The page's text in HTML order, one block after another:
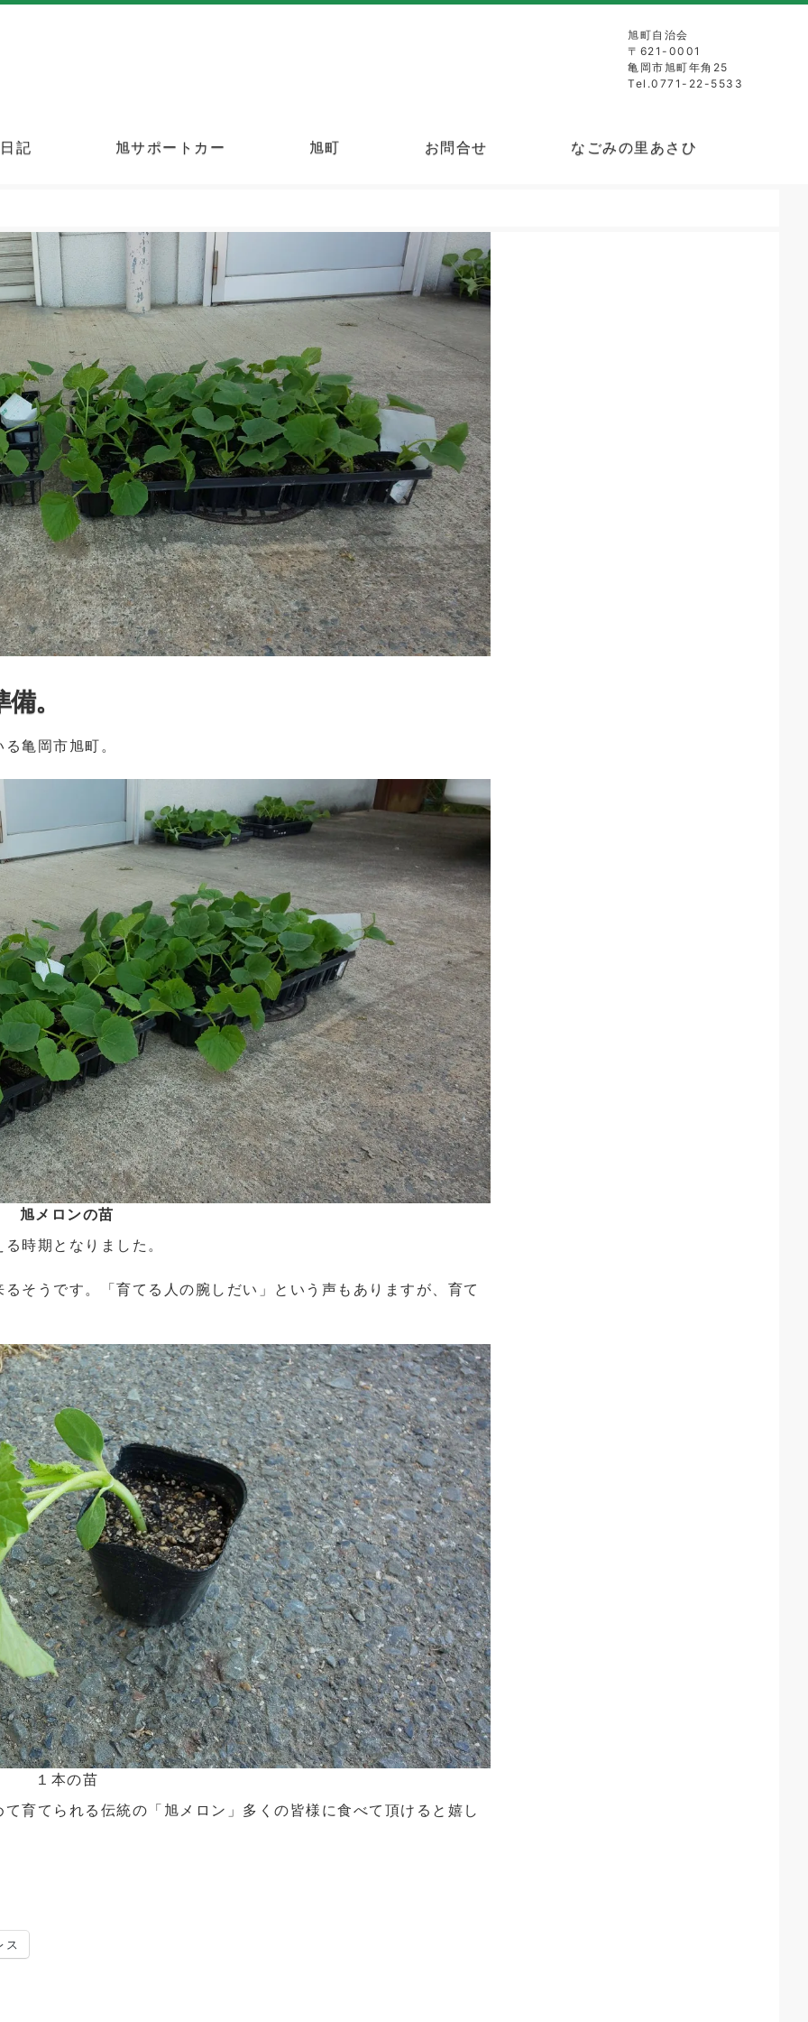
旭町自治会
〒621-0001
亀岡市旭町年角25
Tel.0771-22-5533
記 旭サポートカー 旭町 お問合せ なごみの里あさひ
。
亀岡市旭町。
旭メロンの苗
時期となりました。
そうです。「育てる人の腕しだい」という声もありますが、育て
１本の苗
育てられる伝統の「旭メロン」多くの皆様に食べて頂けると嬉し
ス